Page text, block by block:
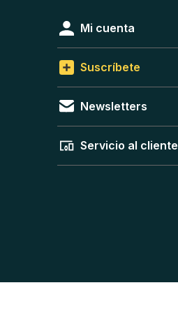
Mi cuenta
Suscríbete
Newsletters
Servicio al cliente